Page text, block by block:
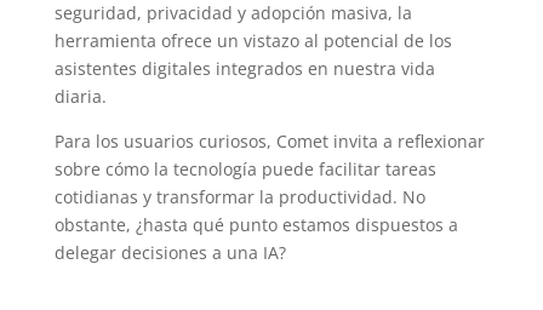
seguridad, privacidad y adopción masiva, la
herramienta ofrece un vistazo al potencial de los
asistentes digitales integrados en nuestra vida
diaria.
Para los usuarios curiosos, Comet invita a reflexionar
sobre cómo la tecnología puede facilitar tareas
cotidianas y transformar la productividad. No
obstante, ¿hasta qué punto estamos dispuestos a
delegar decisiones a una IA?